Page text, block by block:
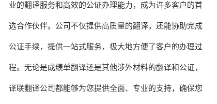
业的翻译服务和高效的公证办理能力，成为许多客户的首
选合作伙伴。公司不仅提供高质量的翻译，还能协助完成
公证手续，提供一站式服务，极大地方便了客户的办理过
程。无论是成绩单翻译还是其他涉外材料的翻译和公证，
译联翻译公司都能够为您提供全面、专业的支持，确保您